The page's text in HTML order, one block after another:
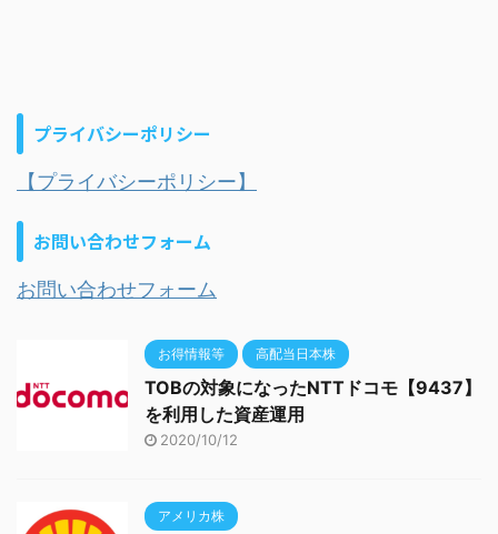
プライバシーポリシー
【プライバシーポリシー】
お問い合わせフォーム
お問い合わせフォーム
お得情報等 高配当日本株
TOBの対象になったNTTドコモ【9437】
を利用した資産運用
2020/10/12
アメリカ株